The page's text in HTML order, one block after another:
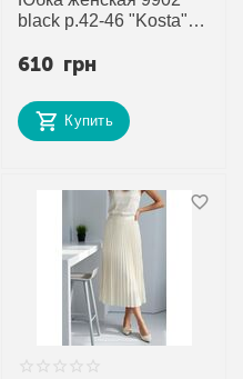
black р.42-46 "Kosta"
прямого поставщика
610 грн
Купить